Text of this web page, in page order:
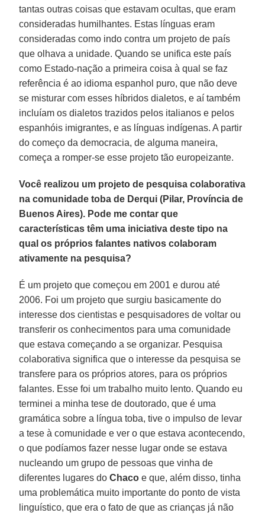
tantas outras coisas que estavam ocultas, que eram
consideradas humilhantes. Estas línguas eram
consideradas como indo contra um projeto de país
que olhava a unidade. Quando se unifica este país
como Estado-nação a primeira coisa à qual se faz
referência é ao idioma espanhol puro, que não deve
se misturar com esses híbridos dialetos, e aí também
incluíam os dialetos trazidos pelos italianos e pelos
espanhóis imigrantes, e as línguas indígenas. A partir
do começo da democracia, de alguma maneira,
começa a romper-se esse projeto tão europeizante.
Você realizou um projeto de pesquisa colaborativa
na comunidade toba de Derqui (Pilar, Província de
Buenos Aires). Pode me contar que
características têm uma iniciativa deste tipo na
qual os próprios falantes nativos colaboram
ativamente na pesquisa?
É um projeto que começou em 2001 e durou até
2006. Foi um projeto que surgiu basicamente do
interesse dos cientistas e pesquisadores de voltar ou
transferir os conhecimentos para uma comunidade
que estava começando a se organizar. Pesquisa
colaborativa significa que o interesse da pesquisa se
transfere para os próprios atores, para os próprios
falantes. Esse foi um trabalho muito lento. Quando eu
terminei a minha tese de doutorado, que é uma
gramática sobre a língua toba, tive o impulso de levar
a tese à comunidade e ver o que estava acontecendo,
o que podíamos fazer nesse lugar onde se estava
nucleando um grupo de pessoas que vinha de
diferentes lugares doChaco e que, além disso, tinha
uma problemática muito importante do ponto de vista
linguístico, que era o fato de que as crianças já não